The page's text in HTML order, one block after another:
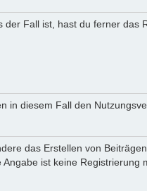
Fall ist, hast du ferner das
in diesem Fall den
das Erstellen von
ist keine Registrierung